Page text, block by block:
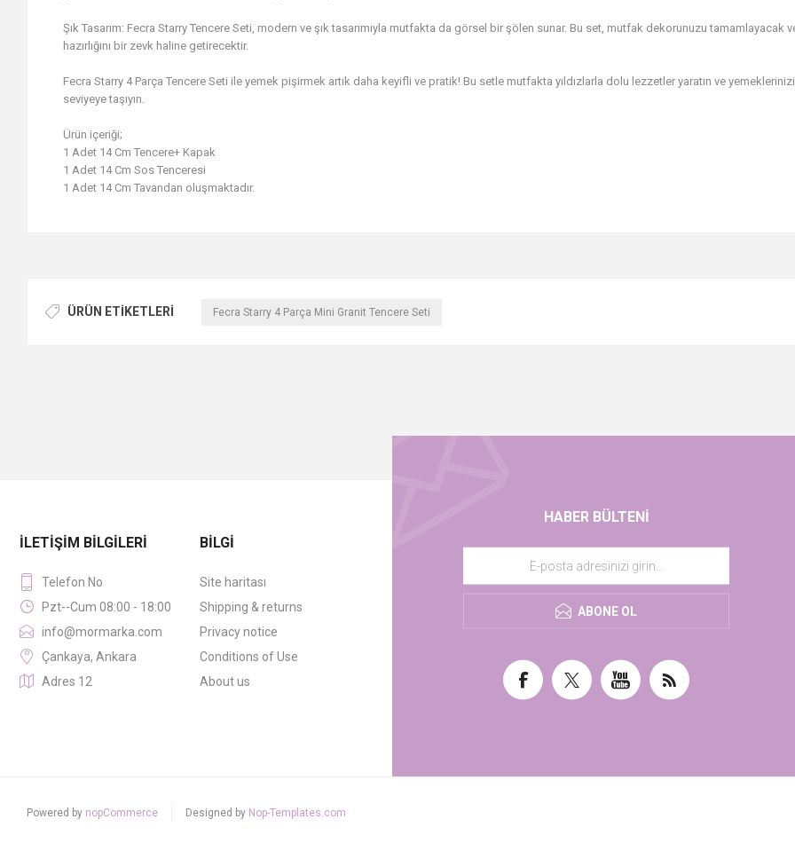
Şık Tasarım: Fecra Starry Tencere Seti, modern ve şık tasarımıyla mutfakta da görsel bir şölen sunar. Bu set, mutfak dekorunuzu tamamlayacak
hazırlığını bir zevk haline getirecektir.
Fecra Starry 4 Parça Tencere Seti ile yemek pişirmek artık daha keyifli ve pratik! Bu setle mutfakta yıldızlarla dolu lezzetler yaratın ve
seviyeye taşıyın.
Ürün içeriği;
1 Adet 14 Cm Tencere+ Kapak
1 Adet 14 Cm Sos Tenceresi
1 Adet 14 Cm Tavandan oluşmaktadır.
ÜRÜN ETIKETLERI Fecra Starry 4 Parça Mini Granit Tencere Seti
HABER BÜLTENI
ABONE OL
İLETIŞIM BILGILERI
Telefon No
Pzt--Cum 08:00 - 18:00
info@mormarka.com
Çankaya, Ankara
Adres 12
BILGI
Site haritası
Shipping & returns
Privacy notice
Conditions of Use
About us
Powered by nopCommerce Designed by Nop-Templates.com